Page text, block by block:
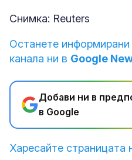
Снимка: Reuters
Останете
канала ни в Google
Добави ни в
в Google
Харесайте страницата